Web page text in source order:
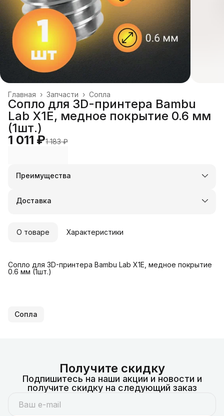
Сопла
Запчасти ›
Главная ›
Сопло для 3D-принтера Bambu
Lab X1E, медное покрытие 0.6 мм
(1шт.)
1 011 ₽1 183 ₽
Преимущества
Оплата частями в Сплит
Удобный возврат
Доставка
О товаре Характеристики
Сопло для 3D-принтера Bambu Lab X1E, медное покрытие
0.6 мм (1шт.)
Сопла
Получите скидку
Подпишитесь на наши акции и новости и
получите скидку на следующий заказ